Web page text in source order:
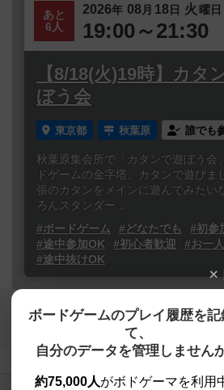
あと
6人
2026年 08 月 18日 火 曜日
19:00～21:30
【8/18(火)19時】カタ
ぼう会
東京都 秋葉原 誰でも
秋葉原集会所で「カタンで遊ぼう会
ドゲームの金字塔、カタンで遊びま
張のカタンをメインに遊んでみたい
ろんスタンダー...
#ボードゲーム
#どなたでも
#初参
#途中参加OK
#初心者歓迎
#お一
#途中抜けOK
ボードゲームのプレイ履歴を記
て、
自分のデータを管理しません
約75,000人がボドゲーマを利用
【ボドゲーマ】ボードゲームの総